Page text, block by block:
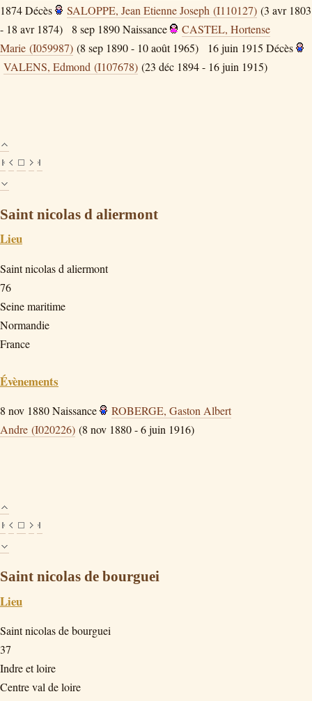
1874Décès SALOPPE, Jean Etienne Joseph (I110127) (3 avr 1803
- 18 avr 1874)
8 sep 1890Naissance
CASTEL, Hortense
Marie (I059987) (8 sep 1890 - 10 août 1965) 16 juin 1915 Décès
VALENS, Edmond (I107678) (23 déc 1894 - 16 juin 1915)
Saint nicolas d aliermont
Lieu
Saint nicolas d aliermont
76
Seine maritime
Normandie
France
Évènements
8 nov 1880Naissance
ROBERGE, Gaston Albert
Andre (I020226) (8 nov 1880 - 6 juin 1916)
Saint nicolas de bourguei
Lieu
Saint nicolas de bourguei
37
Indre et loire
Centre val de loire